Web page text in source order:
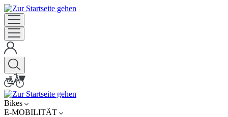
Bikes
E-MOBILITÄT